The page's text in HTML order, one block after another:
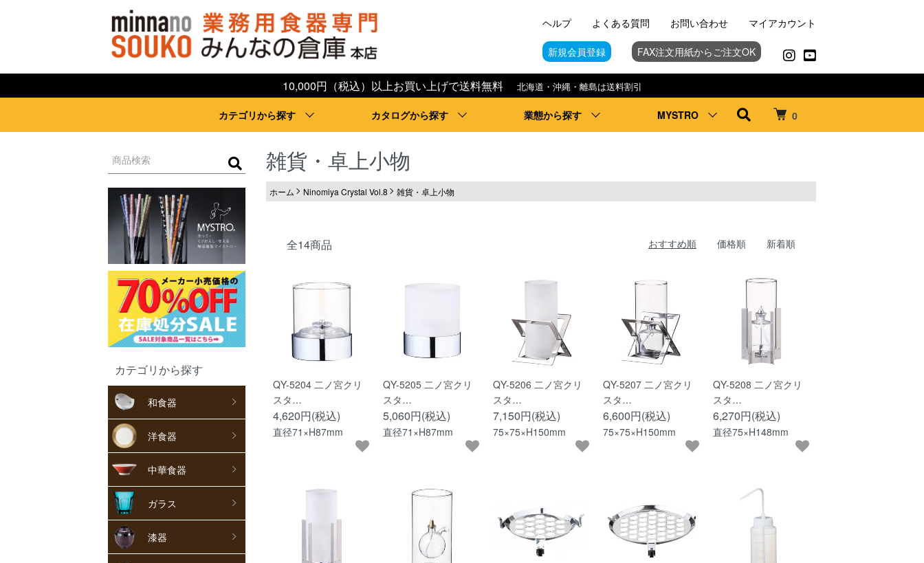
0
10,000円（税込）以上お買い上げで送料無料 北海道・沖縄・離島は送料割引
カテゴリから探す カタログから探す 業態から探す MYSTRO
ヘルプ よくある質問 お問い合わせ マイアカウント
新規会員登録 FAX注文用紙からご注文OK
カテゴリから探す
和食器
洋食器
中華食器
ガラス
漆器
雑貨・卓上小物
ホーム Ninomiya Crystal Vol.8 雑貨・卓上小物
全14商品 おすすめ順 価格順 新着順
QY-5204 二ノ宮クリ
スタ…
4,620円(税込)
直径71×H87mm
QY-5205 二ノ宮クリ
スタ…
5,060円(税込)
直径71×H87mm
QY-5206 二ノ宮クリ
スタ…
7,150円(税込)
75×75×H150mm
QY-5207 二ノ宮クリ
スタ…
6,600円(税込)
75×75×H150mm
QY-5208 二ノ宮クリ
スタ…
6,270円(税込)
直径75×H148mm